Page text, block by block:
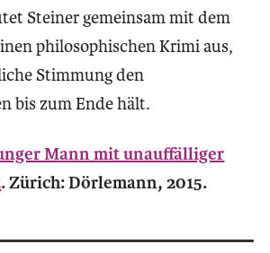
Steiner gemeinsam mit dem
philosophischen Krimi aus,
Stimmung den
bis zum Ende hält.
Mann mit unauffälliger
. Zürich: Dörlemann, 2015.